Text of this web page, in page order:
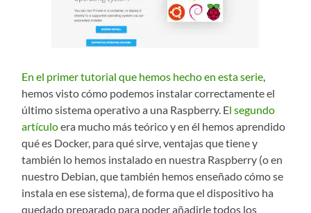
En el primer tutorial que hemos hecho en esta serie,
hemos visto cómo podemos instalar correctamente el
último sistema operativo a una Raspberry. El segundo
artículoera mucho más teórico y en él hemos aprendido
qué es Docker, para qué sirve, ventajas que tiene y
también lo hemos instalado en nuestra Raspberry (o en
nuestro Debian, que también hemos enseñado cómo se
instala en ese sistema), de forma que el dispositivo ha
quedado preparado para poder añadirle todos los